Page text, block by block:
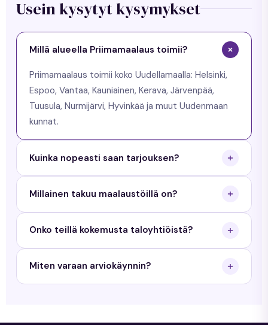
Usein kysytyt kysymykset
Millä alueella Priimamaalaus toimii?
Priimamaalaus toimii koko Uudellamaalla: Helsinki,
Espoo, Vantaa, Kauniainen, Kerava, Järvenpää,
Tuusula, Nurmijärvi, Hyvinkää ja muut Uudenmaan
kunnat.
Kuinka nopeasti saan tarjouksen?
maksuttomalla arviokäynnillä ja toimitamme
kirjallisen tarjouksen.
Millainen takuu maalaustöillä on?
maalaustöille ja 5 vuoden takuun tiilikaton
pinnoitukselle.
Onko teillä kokemusta taloyhtiöistä?
taloyhtiöille. Meillä on kokemusta yli 350 kohteesta
Uudellamaalla.
Miten varaan arviokäynnin?
sopivana ajankohtana.